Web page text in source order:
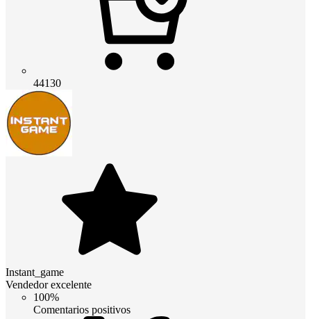
44130
Instant_game
Vendedor excelente
100%
Comentarios positivos